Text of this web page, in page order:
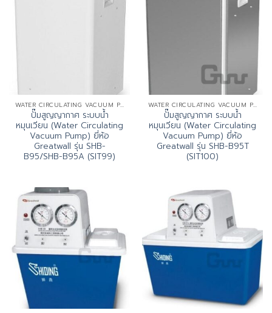
WATER CIRCULATING VACUUM PUMP
ปั๊มสูญญากาศ ระบบน้ำ
หมุนเวียน (Water Circulating
Vacuum Pump) ยี่ห้อ
Greatwall รุ่น SHB-
B95/SHB-B95A (SIT99)
WATER CIRCULATING VACUUM PUMP
ปั๊มสูญญากาศ ระบบน้ำ
หมุนเวียน (Water Circulating
Vacuum Pump) ยี่ห้อ
Greatwall รุ่น SHB-B95T
(SIT100)